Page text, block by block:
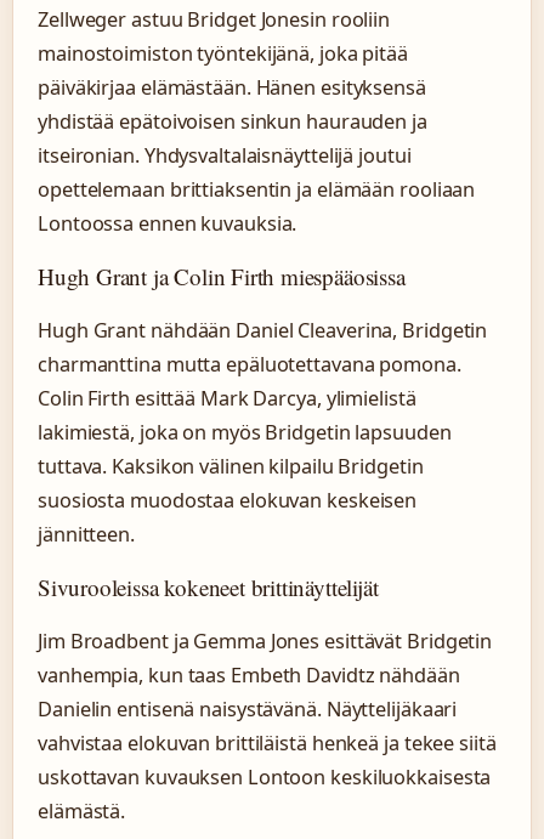
Zellweger astuu Bridget Jonesin rooliin
mainostoimiston työntekijänä, joka pitää
päiväkirjaa elämästään. Hänen esityksensä
yhdistää epätoivoisen sinkun haurauden ja
itseironian. Yhdysvaltalaisnäyttelijä joutui
opettelemaan brittiaksentin ja elämään rooliaan
Lontoossa ennen kuvauksia.
Hugh Grant ja Colin Firth miespääosissa
Hugh Grant nähdään Daniel Cleaverina, Bridgetin
charmanttina mutta epäluotettavana pomona.
Colin Firth esittää Mark Darcya, ylimielistä
lakimiestä, joka on myös Bridgetin lapsuuden
tuttava. Kaksikon välinen kilpailu Bridgetin
suosiosta muodostaa elokuvan keskeisen
jännitteen.
Sivurooleissa kokeneet brittinäyttelijät
Jim Broadbent ja Gemma Jones esittävät Bridgetin
vanhempia, kun taas Embeth Davidtz nähdään
Danielin entisenä naisystävänä. Näyttelijäkaari
vahvistaa elokuvan brittiläistä henkeä ja tekee siitä
uskottavan kuvauksen Lontoon keskiluokkaisesta
elämästä.